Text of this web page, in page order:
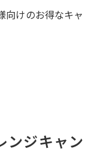
向けのお得なキャ
ンジキャン